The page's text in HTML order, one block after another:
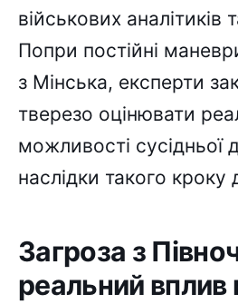
військових аналітиків
Попри постійні
з Мінська, експерти
тверезо оцінювати
можливості сусідньої
наслідки такого
Загроза з
реальний вплив